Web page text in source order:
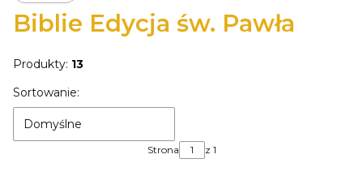
Biblie Edycja św. Pawła
Produkty: 13
Lista produktów
Sortowanie:
Domyślne
Strona z 1